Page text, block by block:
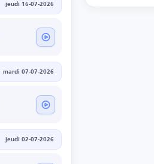
jeudi 16-07-2026
mardi 07-07-2026
jeudi 02-07-2026